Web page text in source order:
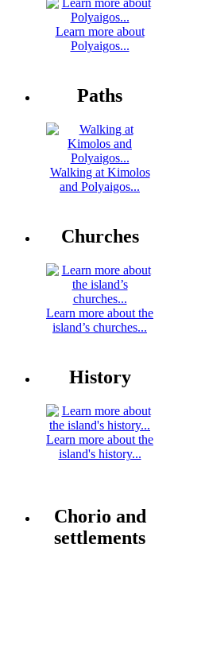
Learn more about
Polyaigos...
Paths
Walking at Kimolos
and Polyaigos...
Churches
Learn more about the
island’s churches...
History
Learn more about the
island's history...
Chorio and
settlements